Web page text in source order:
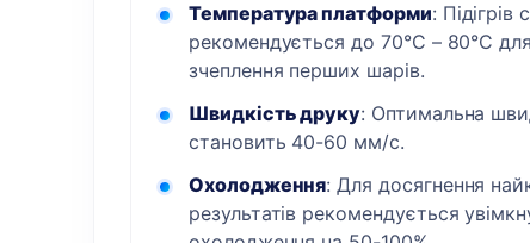
Температура платформи: Підігрів
рекомендується до 70°C – 80°C
зчеплення перших шарів.
Швидкість друку: Оптимальна
становить 40-60 мм/с.
Охолодження: Для досягнення
результатів рекомендується